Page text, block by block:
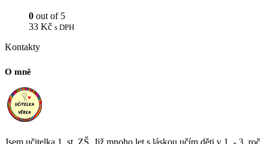
0 out of 5
33 Kč s DPH
Kontakty
O mně